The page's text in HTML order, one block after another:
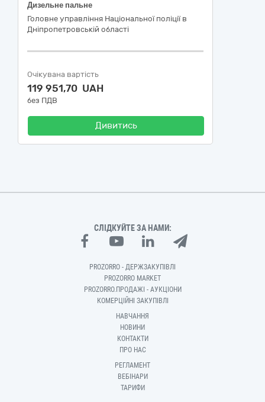
Дизельне пальне
Головне управління Національної поліції в
Дніпропетровській області
Очікувана вартість
119 951,70 UAH
без ПДВ
Дивитись
СЛІДКУЙТЕ ЗА НАМИ:
PROZORRO - ДЕРЖЗАКУПІВЛІ
PROZORRO MARKET
PROZORRO.ПРОДАЖІ - АУКЦІОНИ
КОМЕРЦІЙНІ ЗАКУПІВЛІ
НАВЧАННЯ
НОВИНИ
КОНТАКТИ
ПРО НАС
РЕГЛАМЕНТ
ВЕБІНАРИ
ТАРИФИ